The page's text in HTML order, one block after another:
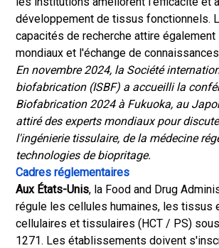
développement de tissus fonctionnels.
capacités de recherche attire
mondiaux et l'échange de
En novembre 2024, la Société
biofabrication (ISBF) a accueilli la
Biofabrication 2024 à Fukuoka, au
attiré des experts mondiaux pour
l'ingénierie tissulaire, de la médecine
technologies de biopritage.
Cadres réglementaires
Aux États-Unis, la Food and Drug
régule les cellules humaines, les tissus
cellulaires et tissulaires (HCT / PS)
1271. Les établissements doivent